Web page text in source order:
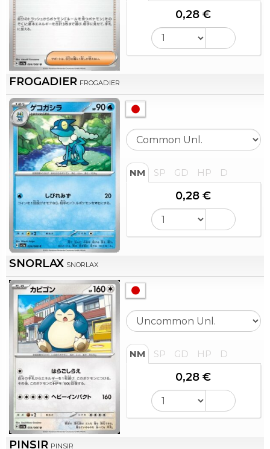
0,28 €
FROGADIER FROGADIER
NM SP GD HP D
0,28 €
SNORLAX SNORLAX
NM SP GD HP D
0,28 €
PINSIR PINSIR